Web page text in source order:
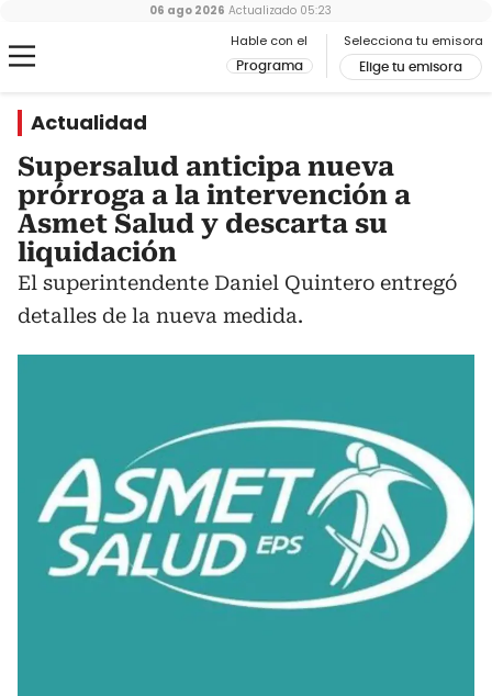
Hable con el
Programa
Selecciona tu emisora
Elige tu emisora
06 ago 2026 Actualizado 05:23
Actualidad
Supersalud anticipa nueva
prórroga a la intervención a
Asmet Salud y descarta su
liquidación
El superintendente Daniel Quintero entregó
detalles de la nueva medida.